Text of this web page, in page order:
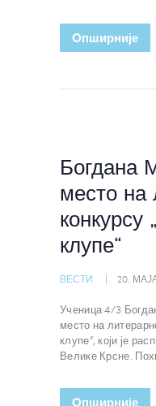
Oпширније
Богдана
место на
конкурсу
клупе“
ВЕСТИ 20.
Ученица 4/3
место на
клупе“, који је
Велике Крсне.